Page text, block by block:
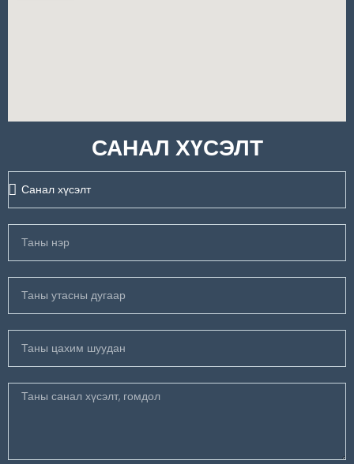
САНАЛ ХҮСЭЛТ